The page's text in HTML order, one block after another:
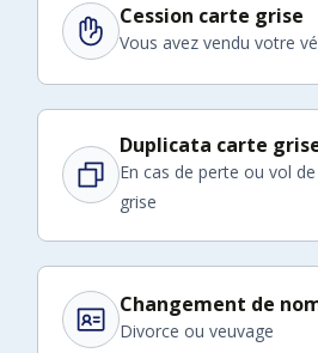
Cession carte grise
Vous avez vendu votre
Duplicata carte
En cas de perte ou vol
grise
Changement de
Divorce ou veuvage